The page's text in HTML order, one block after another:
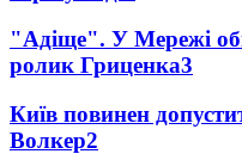
"Адіще". У Мережі
ролик Гриценка3
Київ повинен
Волкер2